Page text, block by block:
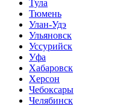
Тула
Тюмень
Улан-Удэ
Ульяновск
Уссурийск
Уфа
Хабаровск
Херсон
Чебоксары
Челябинск